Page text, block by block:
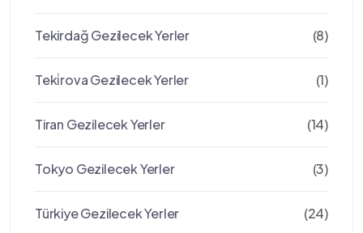
Tekirdağ Gezilecek Yerler (8)
Teki̇rova Gezilecek Yerler (1)
Tiran Gezilecek Yerler (14)
Tokyo Gezilecek Yerler (3)
Türkiye Gezilecek Yerler (24)